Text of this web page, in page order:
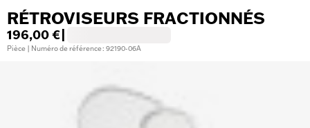
RÉTROVISEURS FRACTIONNÉS
196,00 €
Pièce | Numéro de référence : 92190-06A